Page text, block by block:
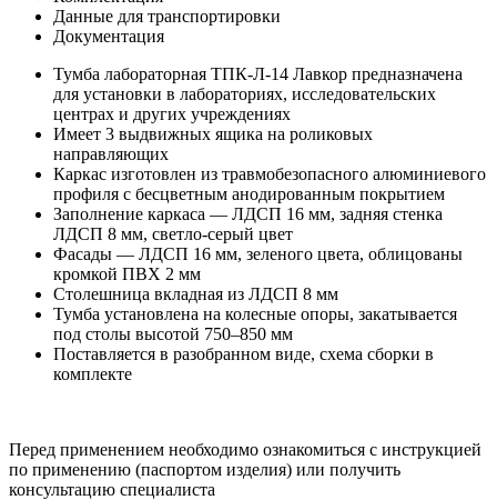
Данные для транспортировки
Документация
Тумба лабораторная ТПК-Л-14 Лавкор предназначена
для установки в лабораториях, исследовательских
центрах и других учреждениях
Имеет 3 выдвижных ящика на роликовых
направляющих
Каркас изготовлен из травмобезопасного алюминиевого
профиля с бесцветным анодированным покрытием
Заполнение каркаса — ЛДСП 16 мм, задняя стенка
ЛДСП 8 мм, светло-серый цвет
Фасады — ЛДСП 16 мм, зеленого цвета, облицованы
кромкой ПВХ 2 мм
Столешница вкладная из ЛДСП 8 мм
Тумба установлена на колесные опоры, закатывается
под столы высотой 750–850 мм
Поставляется в разобранном виде, схема сборки в
комплекте
Перед применением необходимо ознакомиться с инструкцией
по применению (паспортом изделия) или получить
консультацию специалиста